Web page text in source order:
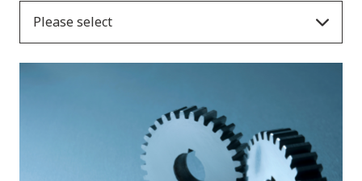
Please select